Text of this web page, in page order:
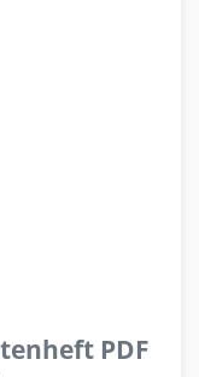
PDF